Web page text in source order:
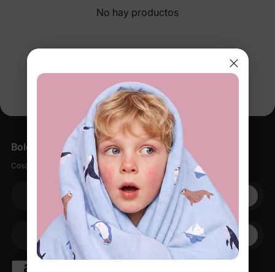
No hay productos
Boletín informativo
Cosas suaves, pequeños descuentos, cero spam.
Su correo electrónico
Su teléfono